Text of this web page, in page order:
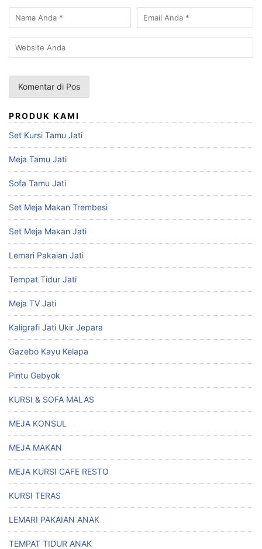
PRODUK KAMI
Set Kursi Tamu Jati
Meja Tamu Jati
Sofa Tamu Jati
Set Meja Makan Trembesi
Set Meja Makan Jati
Lemari Pakaian Jati
Tempat Tidur Jati
Meja TV Jati
Kaligrafi Jati Ukir Jepara
Gazebo Kayu Kelapa
Pintu Gebyok
KURSI & SOFA MALAS
MEJA KONSUL
MEJA MAKAN
MEJA KURSI CAFE RESTO
KURSI TERAS
LEMARI PAKAIAN ANAK
TEMPAT TIDUR ANAK